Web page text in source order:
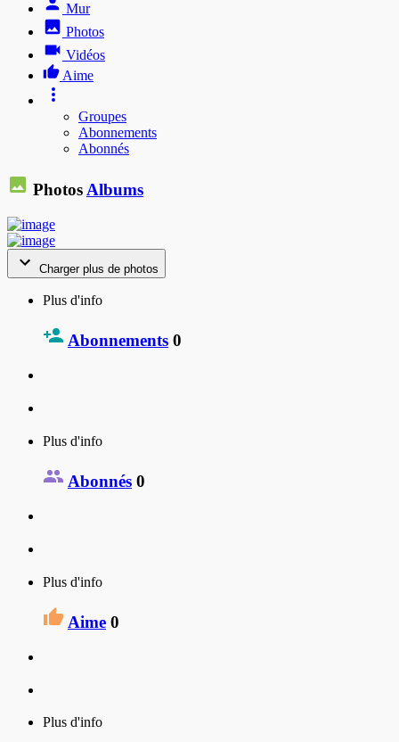
Mur
Photos
Vidéos
Aime
Groupes
Abonnements
Abonnés
Photos Albums
Charger plus de photos
Plus d'info
Abonnements 0
Plus d'info
Abonnés 0
Plus d'info
Aime 0
Plus d'info